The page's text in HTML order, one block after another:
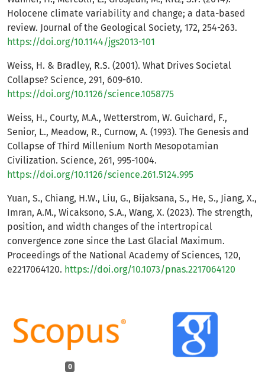
0
Holocene climate variability and change; a data-based
review. Journal of the Geological Society, 172, 254-263.
https://doi.org/10.1144/jgs2013-101
Weiss, H. & Bradley, R.S. (2001). What Drives Societal
Collapse? Science, 291, 609-610.
https://doi.org/10.1126/science.1058775
Weiss, H., Courty, M.A., Wetterstrom, W. Guichard, F.,
Senior, L., Meadow, R., Curnow, A. (1993). The Genesis and
Collapse of Third Millenium North Mesopotamian
Civilization. Science, 261, 995-1004.
https://doi.org/10.1126/science.261.5124.995
Yuan, S., Chiang, H.W., Liu, G., Bijaksana, S., He, S., Jiang, X.,
Imran, A.M., Wicaksono, S.A., Wang, X. (2023). The strength,
position, and width changes of the intertropical
convergence zone since the Last Glacial Maximum.
Proceedings of the National Academy of Sciences, 120,
e2217064120. https://doi.org/10.1073/pnas.2217064120